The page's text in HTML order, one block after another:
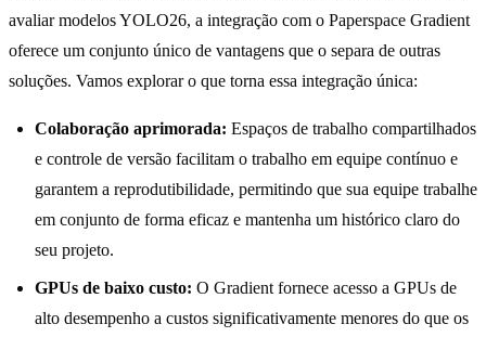
avaliar modelos YOLO26, a integração com o Paperspace Gradient
oferece um conjunto único de vantagens que o separa de outras
soluções. Vamos explorar o que torna essa integração única:
Colaboração aprimorada: Espaços de trabalho compartilhados
e controle de versão facilitam o trabalho em equipe contínuo e
garantem a reprodutibilidade, permitindo que sua equipe trabalhe
em conjunto de forma eficaz e mantenha um histórico claro do
seu projeto.
GPUs de baixo custo: O Gradient fornece acesso a GPUs de
alto desempenho a custos significativamente menores do que os